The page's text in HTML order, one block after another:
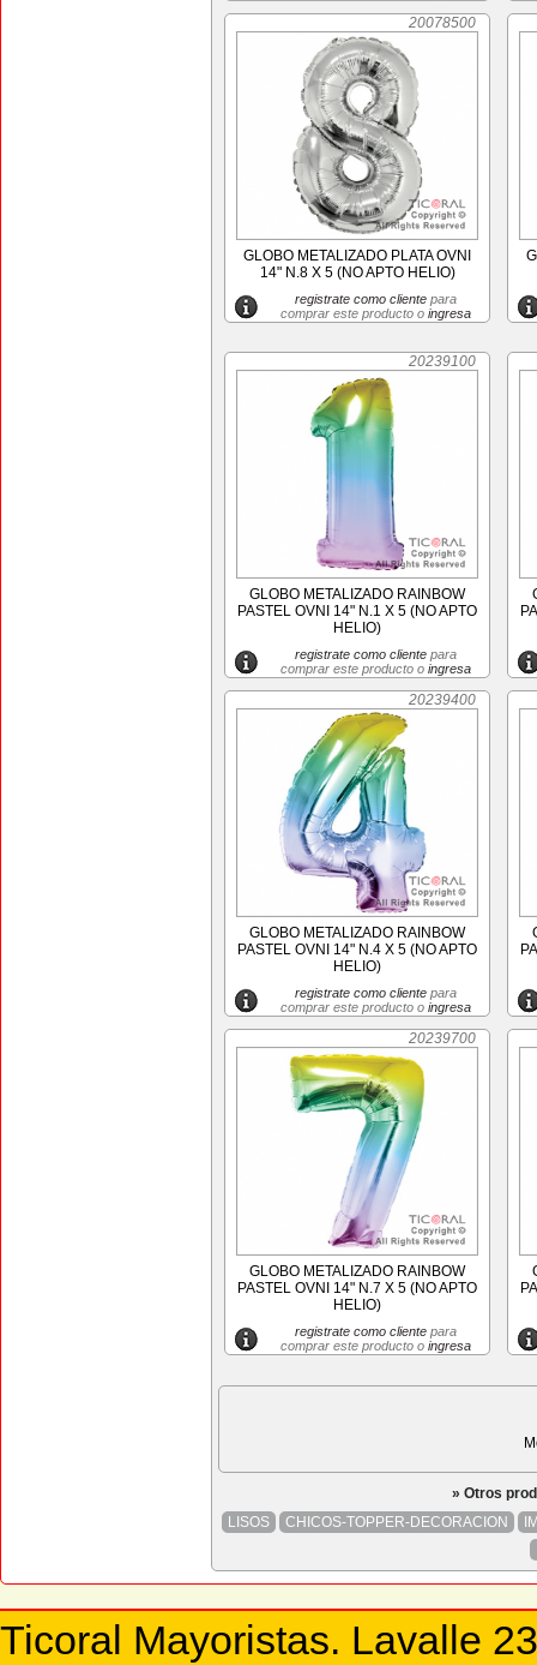
20078500
GLOBO METALIZADO PLATA OVNI
14" N.8 X 5 (NO APTO HELIO)
registrate como clientepara
comprar este producto o ingresa
20239100
GLOBO METALIZADO RAINBOW
PASTEL OVNI 14" N.1 X 5 (NO APTO
HELIO)
registrate como clientepara
comprar este producto o ingresa
20239400
GLOBO METALIZADO RAINBOW
PASTEL OVNI 14" N.4 X 5 (NO APTO
HELIO)
registrate como clientepara
comprar este producto o ingresa
20239700
GLOBO METALIZADO RAINBOW
PASTEL OVNI 14" N.7 X 5 (NO APTO
HELIO)
registrate como clientepara
comprar este producto o ingresa
» Otros
LISOS
CHICOS-TOPPER-DECORACION
Ticoral Mayoristas. Lavalle